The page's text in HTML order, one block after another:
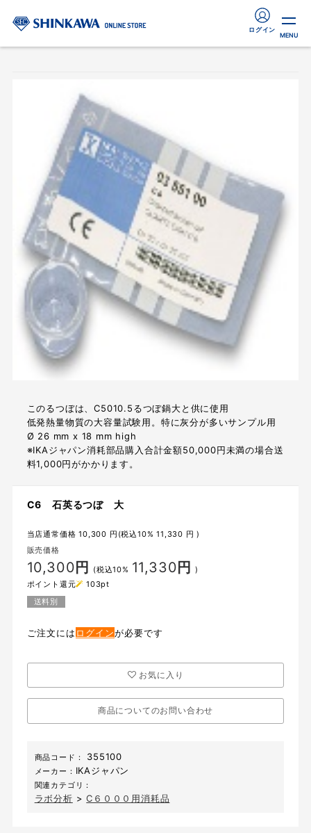
ログイン
MENU
このるつぼは、C5010.5るつぼ鍋大と供に使用
低発熱量物質の大容量試験用。特に灰分が多いサンプル用
Ø 26 mm x 18 mm high
※IKAジャパン消耗部品購入合計金額50,000円未満の場合送
料1,000円がかかります。
C6 石英るつぼ 大
当店通常価格 10,300 円(税込10%11,330 円 )
販売価格
10,300 円 (税込10% 11,330 円
)
ポイント還元
103pt
送料別
ご注文には ログインが必要です
お気に入り
商品についてのお問い合わせ
商品コード： 355100
メーカー： IKAジャパン
関連カテゴリ：
ラボ分析 >C６０００用消耗品